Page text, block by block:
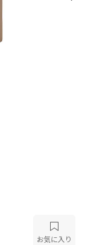
お気に入り